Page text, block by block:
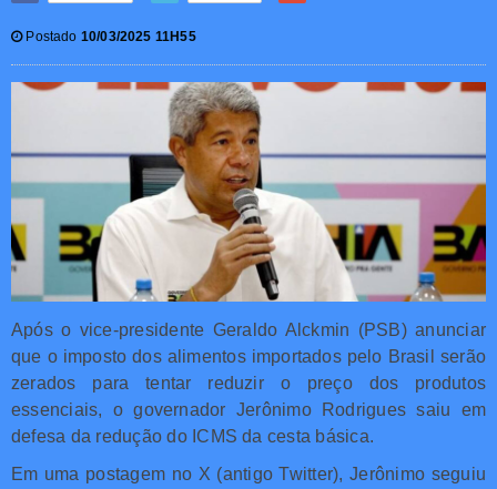
Postado 10/03/2025 11H55
Após o vice-presidente Geraldo Alckmin (PSB) anunciar
que o imposto dos alimentos importados pelo Brasil serão
zerados para tentar reduzir o preço dos produtos
essenciais, o governador Jerônimo Rodrigues saiu em
defesa da redução do ICMS da cesta básica.
Em uma postagem no X (antigo Twitter), Jerônimo seguiu